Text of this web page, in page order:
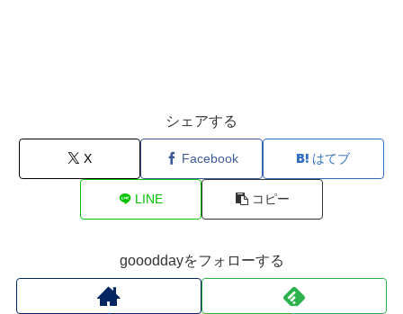
シェアする
X Facebook はてブ
LINE コピー
goooddayをフォローする